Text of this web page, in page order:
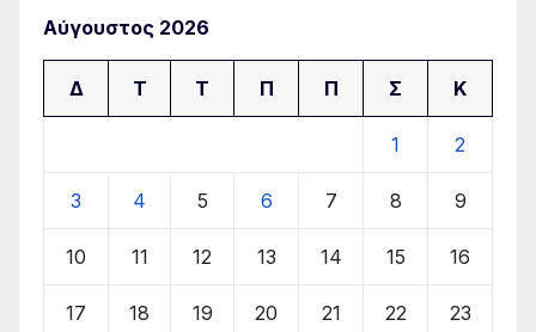
Αύγουστος 2026
Δ Τ Τ Π Π Σ Κ
1 2
3 4 5 6 7 8 9
10 11 12 13 14 15 16
17 18 19 20 21 22 23